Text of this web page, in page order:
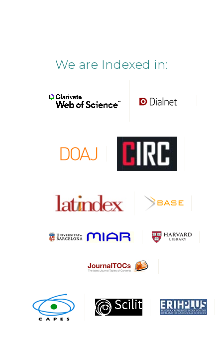
We are Indexed in: